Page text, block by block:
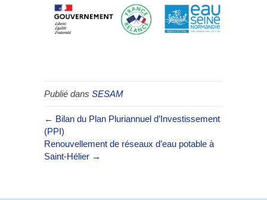
Publié dans SESAM
← Bilan du Plan Pluriannuel d’Investissement
(PPI)
Renouvellement de réseaux d’eau potable à
Saint-Hélier →